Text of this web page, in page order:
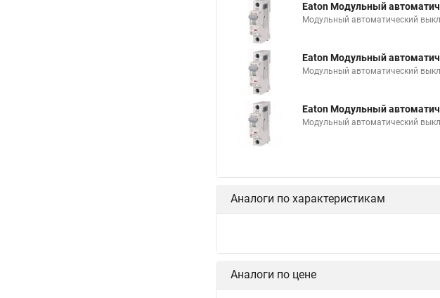
Eaton Модульный
Модульный автоматический
Eaton Модульный
Модульный автоматический
Eaton Модульный
Модульный автоматический
Аналоги по характеристикам
Аналоги по цене